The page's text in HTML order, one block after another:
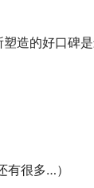
造的好口碑是
很多…）